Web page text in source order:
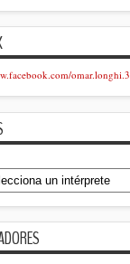
omar.longhi.3